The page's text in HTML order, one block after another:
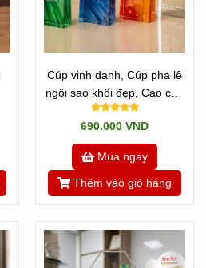
Cúp vinh danh, Cúp pha lê
ngôi sao khối đẹp, Cao cấp
-5
690.000 VND
Mua ngay
Thêm vào giỏ hàng